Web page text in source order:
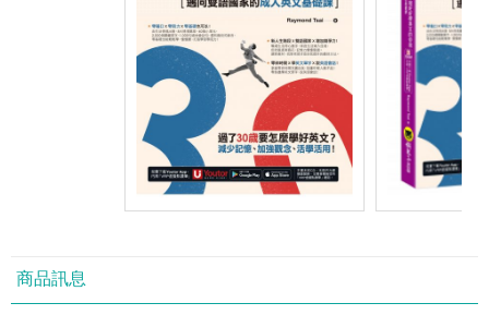
商品訊息